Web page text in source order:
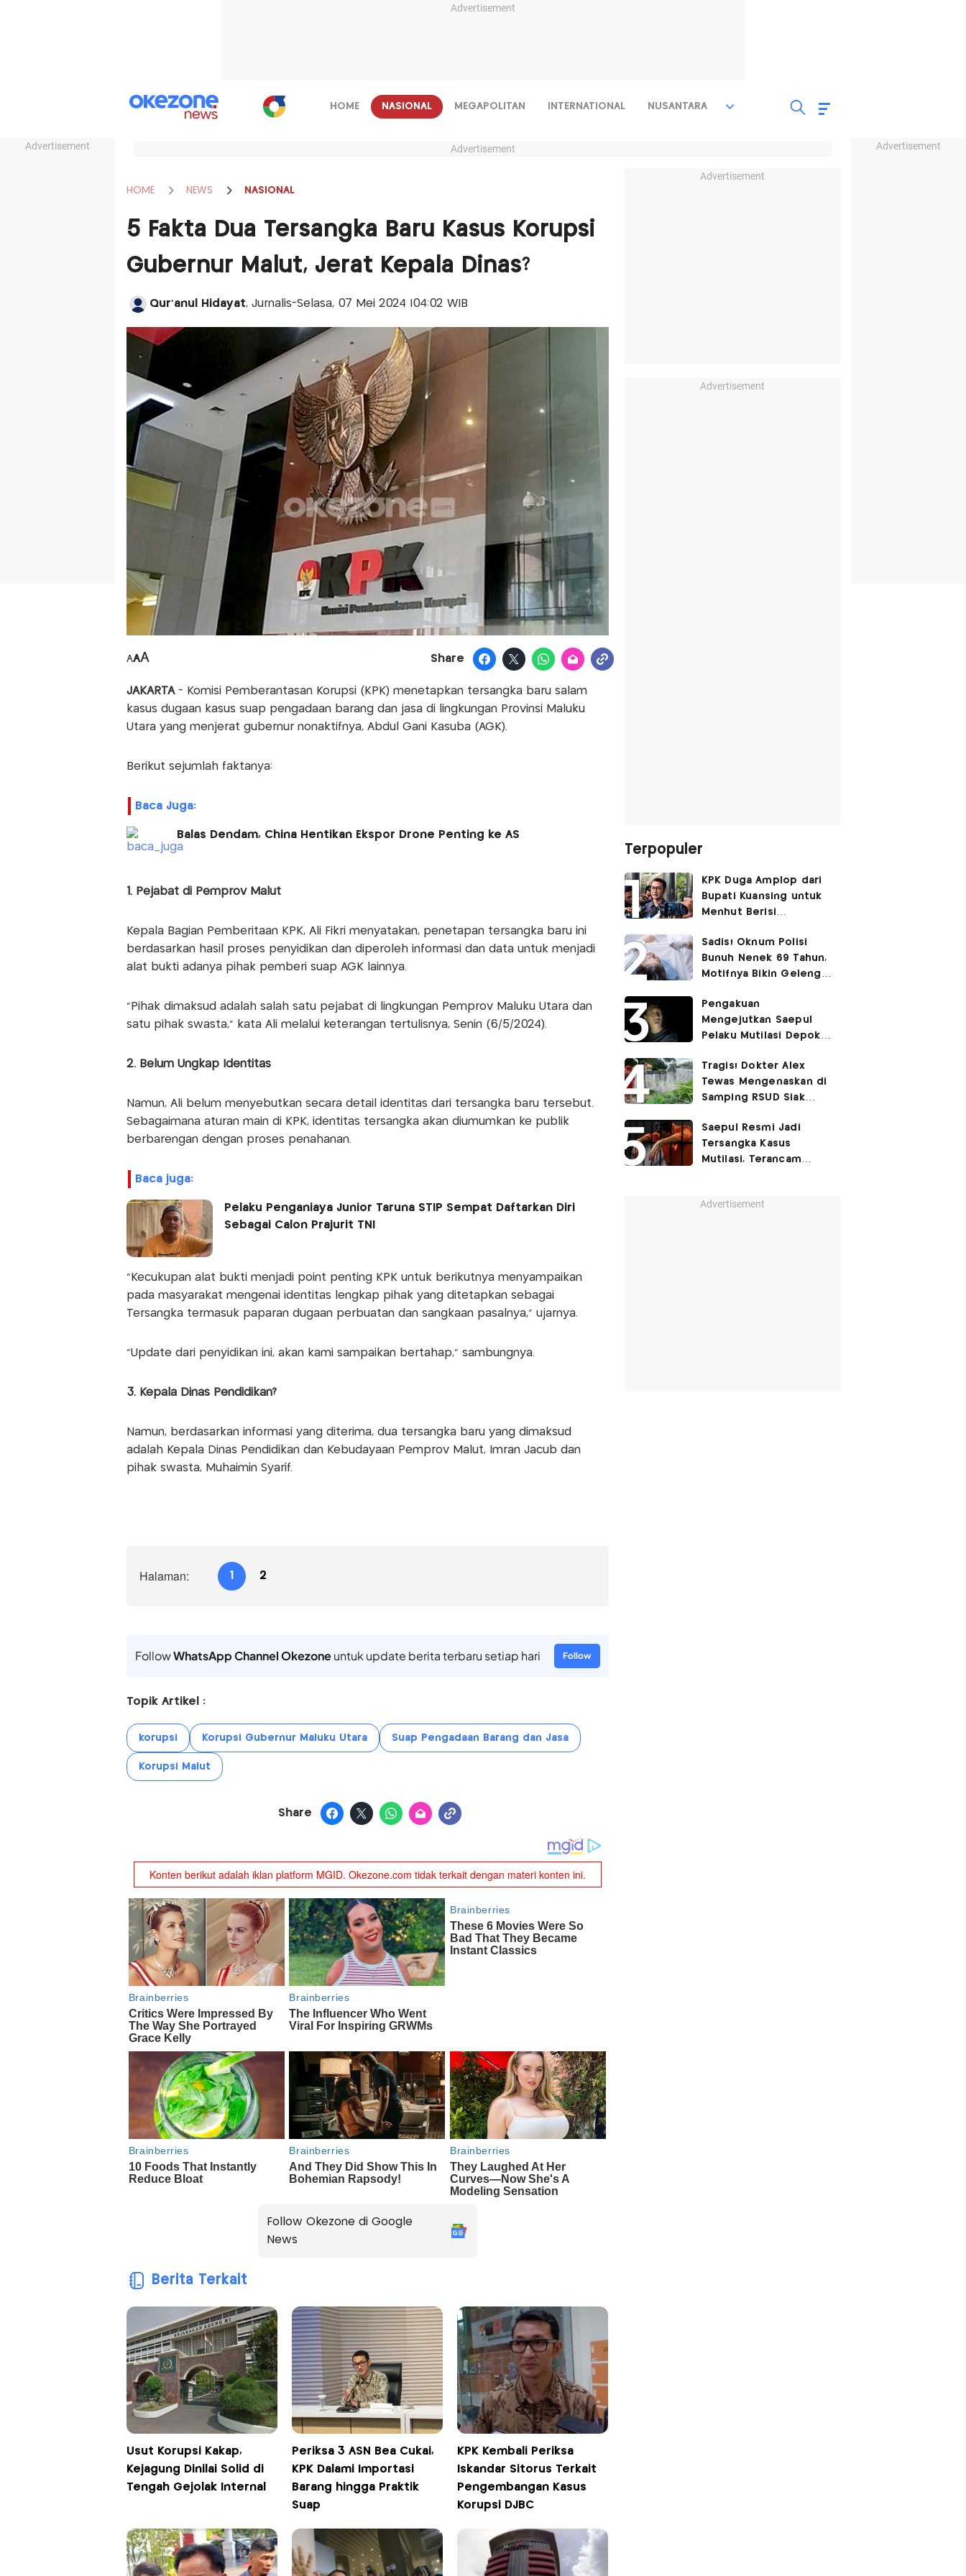
Advertisement
Advertisement Advertisement
HOME NASIONAL MEGAPOLITAN INTERNATIONAL NUSANTARA
Advertisement
HOME NEWS NASIONAL
5 Fakta Dua Tersangka Baru Kasus Korupsi
Gubernur Malut, Jerat Kepala Dinas?
Qur'anul Hidayat, Jurnalis-Selasa, 07 Mei 2024 |04:02 WIB
AAA Share
JAKARTA- Komisi Pemberantasan Korupsi (KPK) menetapkan tersangka baru salam
kasus dugaan kasus suap pengadaan barang dan jasa di lingkungan Provinsi Maluku
Utara yang menjerat gubernur nonaktifnya, Abdul Gani Kasuba (AGK).
Berikut sejumlah faktanya:
Baca Juga:
Balas Dendam, China Hentikan Ekspor Drone Penting ke AS
1. Pejabat di Pemprov Malut
Kepala Bagian Pemberitaan KPK, Ali Fikri menyatakan, penetapan tersangka baru ini
berdasarkan hasil proses penyidikan dan diperoleh informasi dan data untuk menjadi
alat bukti adanya pihak pemberi suap AGK lainnya.
"Pihak dimaksud adalah salah satu pejabat di lingkungan Pemprov Maluku Utara dan
satu pihak swasta," kata Ali melalui keterangan tertulisnya, Senin (6/5/2024).
2. Belum Ungkap Identitas
Namun, Ali belum menyebutkan secara detail identitas dari tersangka baru tersebut.
Sebagaimana aturan main di KPK, identitas tersangka akan diumumkan ke publik
berbarengan dengan proses penahanan.
baca juga:
Pelaku Penganiaya Junior Taruna STIP Sempat Daftarkan Diri
Sebagai Calon Prajurit TNI
"Kecukupan alat bukti menjadi point penting KPK untuk berikutnya menyampaikan
pada masyarakat mengenai identitas lengkap pihak yang ditetapkan sebagai
Tersangka termasuk paparan dugaan perbuatan dan sangkaan pasalnya," ujarnya.
"Update dari penyidikan ini, akan kami sampaikan bertahap," sambungnya.
3. Kepala Dinas Pendidikan?
Namun, berdasarkan informasi yang diterima, dua tersangka baru yang dimaksud
adalah Kepala Dinas Pendidikan dan Kebudayaan Pemprov Malut, Imran Jacub dan
pihak swasta, Muhaimin Syarif.
Halaman: 1 2
FollowWhatsApp Channel Okezoneuntuk update berita terbaru setiap hari Follow
Topik Artikel :
korupsi Korupsi Gubernur Maluku Utara Suap Pengadaan Barang dan Jasa
Korupsi Malut
Share
Follow Okezone di Google
News
Berita Terkait
Usut Korupsi Kakap,
Kejagung Dinilai Solid di
Tengah Gejolak Internal
Periksa 3 ASN Bea Cukai,
KPK Dalami Importasi
Barang hingga Praktik
Suap
KPK Kembali Periksa
Iskandar Sitorus Terkait
Pengembangan Kasus
Korupsi DJBC
Advertisement
Advertisement
Terpopuler
KPK Duga Amplop dari
Bupati Kuansing untuk
Menhut Berisi
Pengembaliannya
Belum Utuh
Sadis! Oknum Polisi
Bunuh Nenek 69 Tahun,
Motifnya Bikin Geleng
Pengakuan
Mengejutkan Saepul
Pelaku Mutilasi Depok:
Korban di Kontrakan
Tragis! Dokter Alex
Tewas Mengenaskan di
Samping RSUD Siak
Rocuronium
Saepul Resmi Jadi
Tersangka Kasus
Mutilasi, Terancam
Advertisement